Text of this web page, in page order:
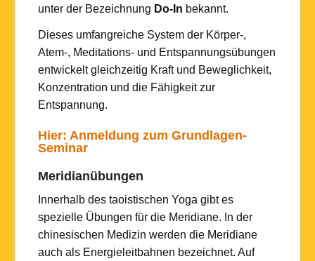
unter der Bezeichnung Do-In bekannt.
Dieses umfangreiche System der Körper-,
Atem-, Meditations- und Entspannungsübungen
entwickelt gleichzeitig Kraft und Beweglichkeit,
Konzentration und die Fähigkeit zur
Entspannung.
Hier: Anmeldung zum Grundlagen-
Seminar
Meridianübungen
Innerhalb des taoistischen Yoga gibt es
spezielle Übungen für die Meridiane. In der
chinesischen Medizin werden die Meridiane
auch als Energieleitbahnen bezeichnet. Auf